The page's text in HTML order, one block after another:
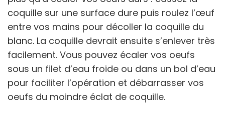
coquille sur une surface dure puis roulez l’œuf
entre vos mains pour décoller la coquille du
blanc. La coquille devrait ensuite s’enlever très
facilement. Vous pouvez écaler vos oeufs
sous un filet d’eau froide ou dans un bol d’eau
pour faciliter l’opération et débarrasser vos
oeufs du moindre éclat de coquille.